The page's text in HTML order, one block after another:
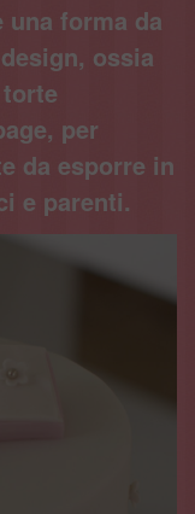
forma da
ossia
per
da esporre in
e parenti.